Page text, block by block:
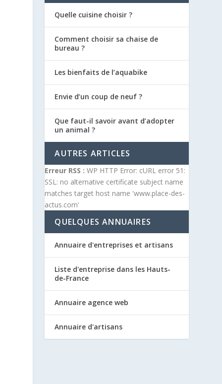
Quelle cuisine choisir ?
Comment choisir sa chaise de
bureau ?
Les bienfaits de l’aquabike
Envie d’un coup de neuf ?
Que faut-il savoir avant d’adopter
un animal ?
AUTRES ARTICLES
Erreur RSS : WP HTTP Error: cURL error 51:
SSL: no alternative certificate subject name
matches target host name 'www.place-des-
actus.com'
QUELQUES ANNUAIRES
Annuaire d'entreprises et artisans
Liste d'entreprise dans les Hauts-
de-France
Annuaire agence web
Annuaire d'artisans